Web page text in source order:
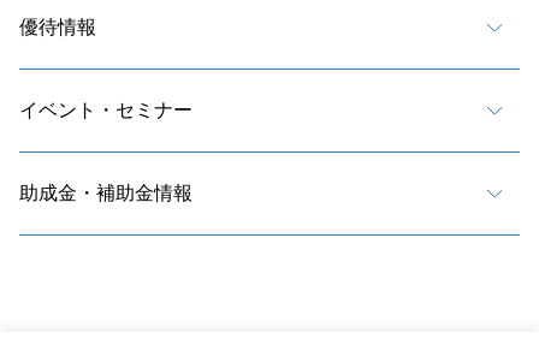
優待情報
イベント・セミナー
助成金・補助金情報